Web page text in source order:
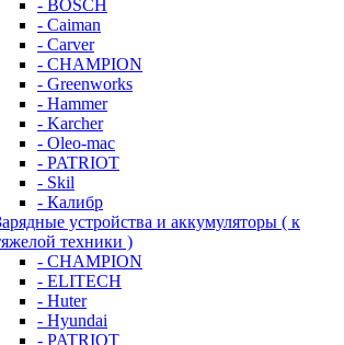
- BOSCH
- Caiman
- Carver
- CHAMPION
- Greenworks
- Hammer
- Karcher
- Oleo-mac
- PATRIOT
- Skil
- Калибр
устройства и аккумуляторы ( к
техники )
- CHAMPION
- ELITECH
- Huter
- Hyundai
- PATRIOT